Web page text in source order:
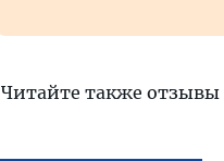
Читайте также отзывы